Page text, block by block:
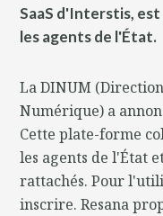
SaaS d'Interstis,
les agents de l'État.
La DINUM
Numérique) a
Cette plate-forme
les agents de l'État
rattachés. Pour
inscrire. Resana